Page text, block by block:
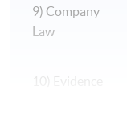
9) Company
Law
10) Evidence